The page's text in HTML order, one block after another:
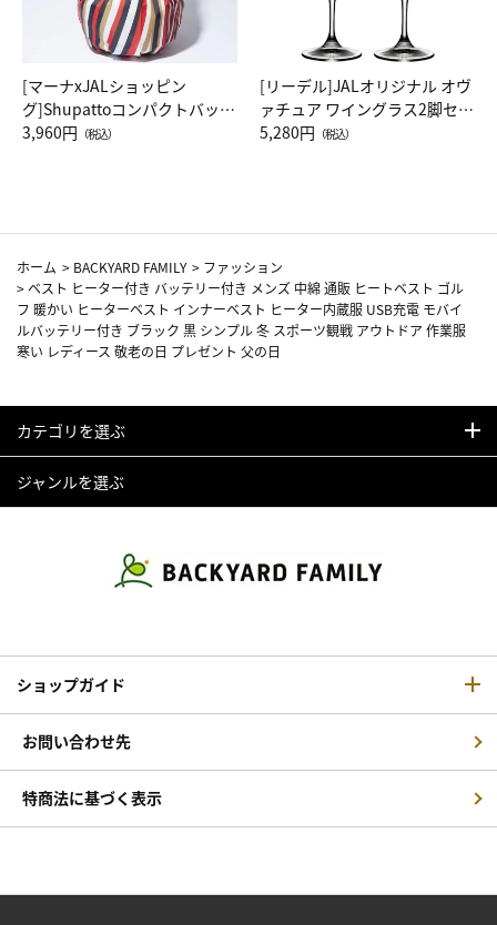
[マーナxJALショッピン
グ]Shupattoコンパクトバッグ
Drop JAL客室乗務員（LC）ス
3,960円 （税込）
[リーデル]JALオリジナル オヴ
ァチュア ワイングラス2脚セッ
ト（レッドワイン）
5,280円 （税込）
ホーム > BACKYARD FAMILY > ファッション
>ベスト ヒーター付き バッテリー付き メンズ 中綿 通販 ヒートベスト ゴル
フ 暖かい ヒーターベスト インナーベスト ヒーター内蔵服 USB充電 モバイ
ルバッテリー付き ブラック 黒 シンプル 冬 スポーツ観戦 アウトドア 作業服
寒い レディース 敬老の日 プレゼント 父の日
カテゴリを選ぶ
ジャンルを選ぶ
ショップガイド
お問い合わせ先
特商法に基づく表示